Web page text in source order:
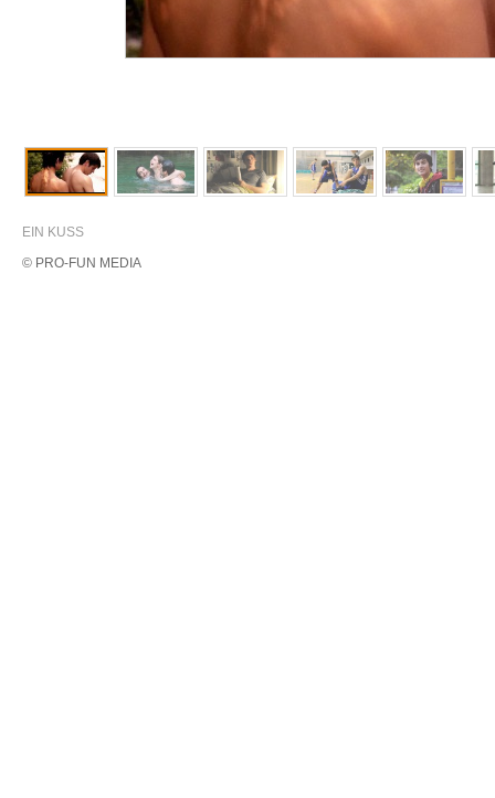
EIN KUSS
© PRO-FUN MEDIA